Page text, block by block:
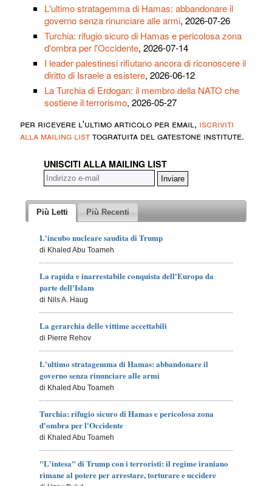
L'ultimo stratagemma di Hamas: abbandonare il
governo senza rinunciare alle armi, 2026-07-26
Turchia: rifugio sicuro di Hamas e pericolosa zona
d'ombra per l'Occidente, 2026-07-14
I leader palestinesi rifiutano ancora di riconoscere il
diritto di Israele a esistere, 2026-06-12
La Turchia di Erdogan: il membro della NATO che
sostiene il terrorismo, 2026-05-27
per ricevere l'ultimo articolo per email, iscriviti
alla mailing listtogratuita del gatestone institute.
UNISCITI ALLA MAILING LIST
Più Letti Più Recenti
L'incubo nucleare saudita di Trump
di Khaled Abu Toameh
La rapida e inarrestabile conquista dell'Europa da
parte dell'Islam
di Nils A. Haug
La gerarchia delle vittime accettabili
di Pierre Rehov
L'ultimo stratagemma di Hamas: abbandonare il
governo senza rinunciare alle armi
di Khaled Abu Toameh
Turchia: rifugio sicuro di Hamas e pericolosa zona
d'ombra per l'Occidente
di Khaled Abu Toameh
"L'intesa" di Trump con i terroristi: il regime iraniano
rimane al potere per arrestare, torturare e uccidere